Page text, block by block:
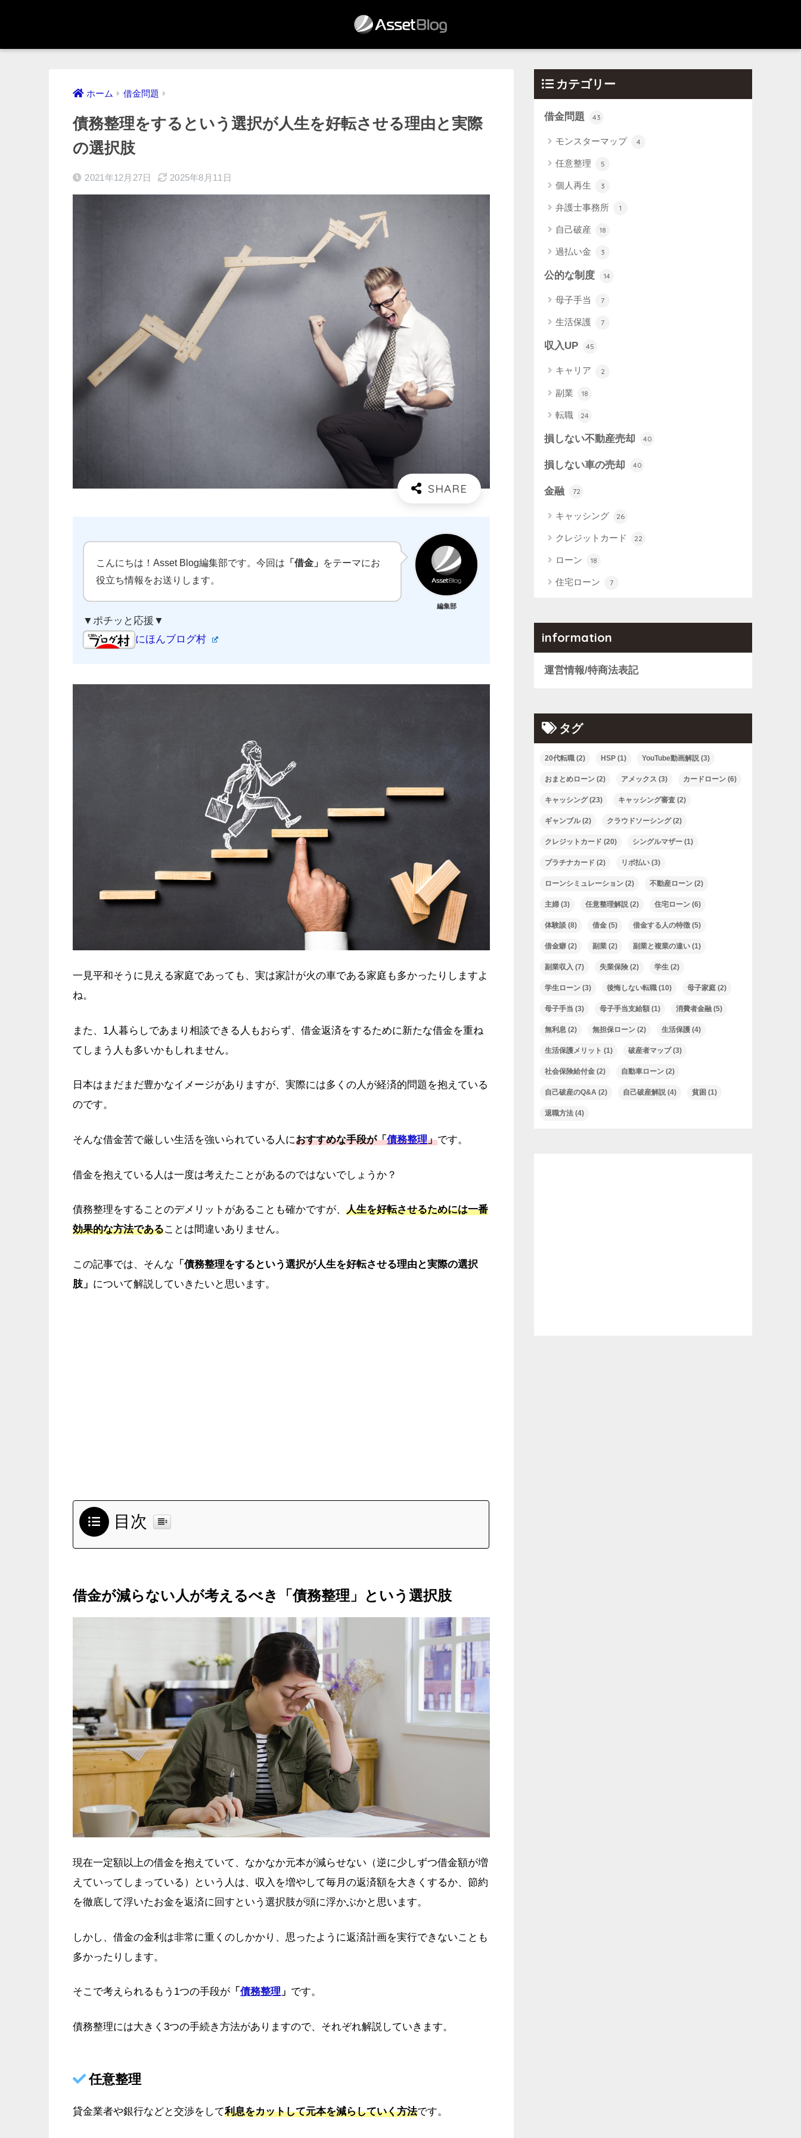
ホーム 借金問題
債務整理をするという選択が人生を好転させる理由と実際
の選択肢
2021年12月27日 2025年8月11日
こんにちは！Asset Blog編集部です。今回は 「借金」 をテーマにお
役立ち情報をお送りします。
編集部
▼ポチッと応援▼
にほんブログ村
一見平和そうに見える家庭であっても、実は家計が火の車である家庭も多かったりしますよ
ね。
また、1人暮らしであまり相談できる人もおらず、借金返済をするために新たな借金を重ね
てしまう人も多いかもしれません。
日本はまだまだ豊かなイメージがありますが、実際には多くの人が経済的問題を抱えている
のです。
そんな借金苦で厳しい生活を強いられている人におすすめな手段が「債務整理」です。
借金を抱えている人は一度は考えたことがあるのではないでしょうか？
債務整理をすることのデメリットがあることも確かですが、 人生を好転させるためには一番
効果的な方法であることは間違いありません。
この記事では、そんな 「債務整理をするという選択が人生を好転させる理由と実際の選択
肢」 について解説していきたいと思います。
目次
借金が減らない人が考えるべき「債務整理」という選択肢
現在一定額以上の借金を抱えていて、なかなか元本が減らせない（逆に少しずつ借金額が増
えていってしまっている）という人は、収入を増やして毎月の返済額を大きくするか、節約
を徹底して浮いたお金を返済に回すという選択肢が頭に浮かぶかと思います。
しかし、借金の金利は非常に重くのしかかり、思ったように返済計画を実行できないことも
多かったりします。
そこで考えられるもう1つの手段が 「 債務整理 」 です。
債務整理には大きく3つの手続き方法がありますので、それぞれ解説していきます。
任意整理
貸金業者や銀行などと交渉をして利息をカットして元本を減らしていく方法です。
カテゴリー
借金問題 43
モンスターマップ 4
任意整理 5
個人再生 3
弁護士事務所 1
自己破産 18
過払い金 3
公的な制度 14
母子手当 7
生活保護 7
収入UP 45
キャリア 2
副業 18
転職 24
損しない不動産売却 40
損しない車の売却 40
金融 72
キャッシング 26
クレジットカード 22
ローン 18
住宅ローン 7
information
運営情報/特商法表記
タグ
20代転職 (2) HSP (1) YouTube動画解説 (3)
おまとめローン (2) アメックス (3) カードローン (6)
キャッシング(23) キャッシング審査 (2)
ギャンブル(2) クラウドソーシング(2)
クレジットカード (20) シングルマザー (1)
プラチナカード (2) リボ払い (3)
ローンシミュレーション (2) 不動産ローン (2)
主婦 (3) 任意整理解説 (2) 住宅ローン (6)
体験談 (8) 借金 (5) 借金する人の特徴 (5)
借金癖 (2) 副業 (2) 副業と複業の違い (1)
副業収入 (7) 失業保険 (2) 学生 (2)
学生ローン (3) 後悔しない転職 (10) 母子家庭 (2)
母子手当 (3) 母子手当支給額 (1) 消費者金融 (5)
無利息 (2) 無担保ローン (2) 生活保護 (4)
生活保護メリット (1) 破産者マップ(3)
社会保険給付金 (2) 自動車ローン (2)
自己破産のQ&A (2) 自己破産解説 (4) 貧困 (1)
退職方法 (4)